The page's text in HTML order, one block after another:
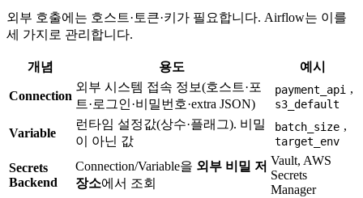
외부 호출에는 호스트·토큰·키가 필요합니다. Airflow는 이를
세 가지로 관리합니다.
개념 용도 예시
Connection
외부 시스템 접속 정보(호스트·포
트·로그인·비밀번호·extra JSON)
payment_api ,
s3_default
Variable
런타임 설정값(상수·플래그). 비밀
이 아닌 값
batch_size ,
target_env
Secrets
Backend
Connection/Variable을 외부 비밀 저
장소에서 조회
Vault, AWS
Secrets
Manager